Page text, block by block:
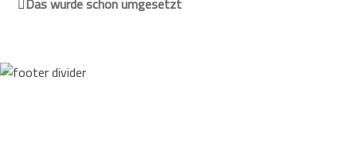
Das wurde schon umgesetzt